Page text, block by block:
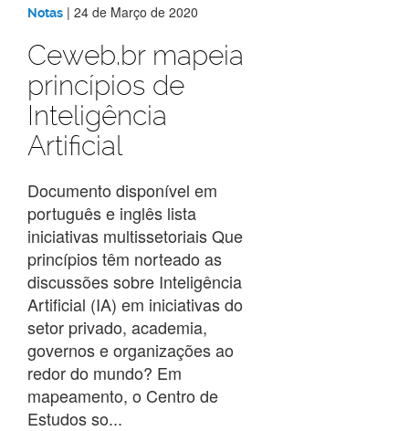
Notas | 24 de Março de 2020
Ceweb.br mapeia
princípios de
Inteligência
Artificial
Documento disponível em
português e inglês lista
iniciativas multissetoriais Que
princípios têm norteado as
discussões sobre Inteligência
Artificial (IA) em iniciativas do
setor privado, academia,
governos e organizações ao
redor do mundo? Em
mapeamento, o Centro de
Estudos so...